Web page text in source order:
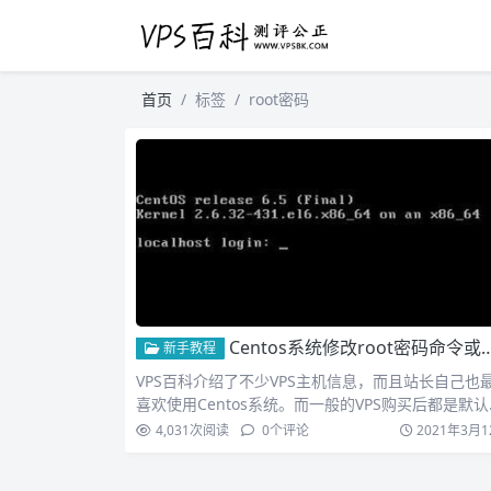
首页 标签 root密码
新手教程 Centos系统修改root密码命令或方法
VPS百科介绍了不少VPS主机信息，而且站长自己也
喜欢使用Centos系统。而一般的VPS购买后都是默认
机...4,031次阅读 0个评论 2021年3月